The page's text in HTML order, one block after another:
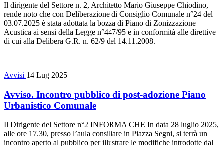
Il dirigente del Settore n. 2, Architetto Mario Giuseppe Chiodino,
rende noto che con Deliberazione di Consiglio Comunale n°24 del
03.07.2025 è stata adottata la bozza di Piano di Zonizzazione
Acustica ai sensi della Legge n°447/95 e in conformità alle direttive
di cui alla Delibera G.R. n. 62/9 del 14.11.2008.
Avvisi 14 Lug 2025
Avviso. Incontro pubblico di post-adozione Piano
Urbanistico Comunale
Il Dirigente del Settore n°2 INFORMA CHE In data 28 luglio 2025,
alle ore 17.30, presso l’aula consiliare in Piazza Segni, si terrà un
incontro aperto al pubblico per illustrare le modifiche introdotte dal